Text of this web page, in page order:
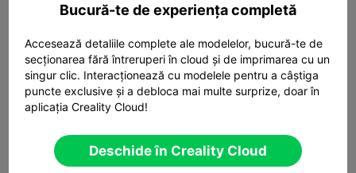
Bucură-te de experiența completă
Accesează detaliile complete ale modelelor, bucură-te de
secționarea fără întreruperi în cloud și de imprimarea cu un
singur clic. Interacționează cu modelele pentru a câștiga
puncte exclusive și a debloca mai multe surprize, doar în
aplicația Creality Cloud!
Deschide în Creality Cloud